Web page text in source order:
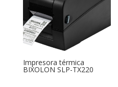
Impresora térmica
BIXOLON SLP-TX220